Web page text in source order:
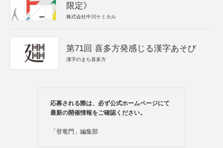
限定》
株式会社中川ケミカル
第71回 喜多方発感じる漢字あそび
漢字のまち喜多方
応募される際は、必ず公式ホームページにて
最新の開催情報をご確認ください。
「登竜門」編集部